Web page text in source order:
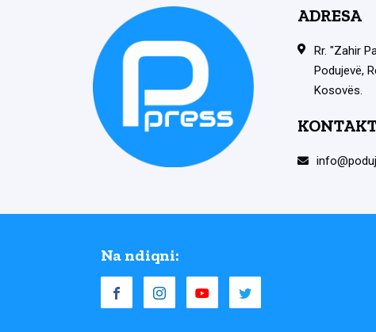
ADRESA
Rr. "Zahir
Podujevë,
Kosovës.
Na ndiqni: